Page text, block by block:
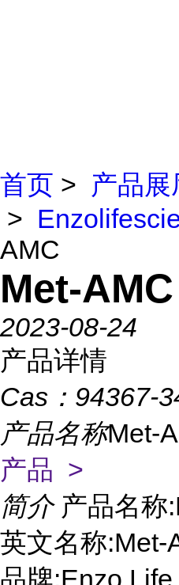
首页 > 产品展
>
AMC
Met-AMC
2023-08-24
产品详情
Cas： 94367-
产品名称Met-
产品 >
简介 产品名称
英文名称:Met-
品牌:Enzo Life